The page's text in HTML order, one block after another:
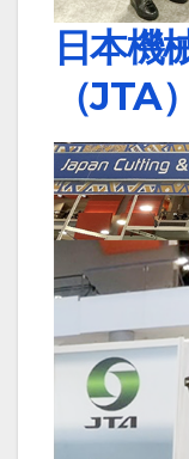
日本機
（JTA）